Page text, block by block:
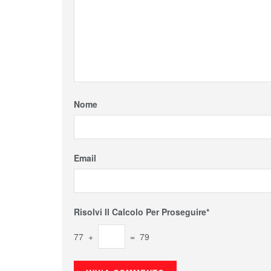
Nome
Email
Risolvi Il Calcolo Per Proseguire*
77 + = 79